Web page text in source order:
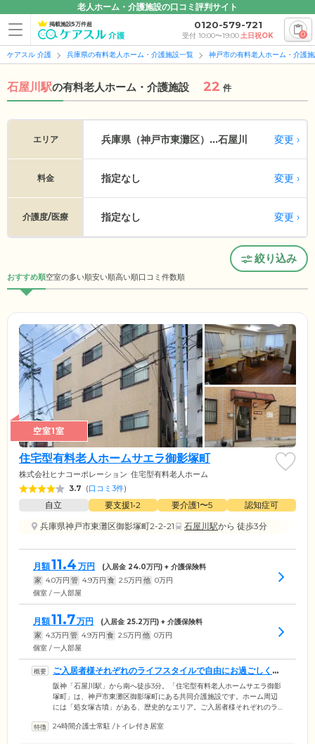
老人ホーム・介護施設の口コミ評判サイト
掲載施設5万件超 0120-579-721
受付 10:00〜19:00土日祝OK 0
ケアスル 介護 兵庫県の有料老人ホーム・介護施設一覧 神戸市の有料老人ホーム・介護
石屋川駅の有料老人ホーム・介護施設 22 件
エリア 兵庫県（神戸市東灘区）...石屋川 変更
料金 指定なし 変更
介護度/医療 指定なし 変更
絞り込み
おすすめ順空室の多い順安い順高い順口コミ件数順
空室1室
住宅型有料老人ホームサエラ御影塚町
株式会社ヒナコーポレーション 住宅型有料老人ホーム
3.7 (口コミ3件)
自立 要支援1•2 要介護1〜5
認知症可
兵庫県神戸市東灘区御影塚町2-2-21
石屋川駅から 徒歩3分
月額11.4 万円 (入居金 24.0万円) + 介護保険料
家 4.0万円 管 4.9万円 食 2.5万円 他 0万円
個室 / 一人部屋
月額11.7万円 (入居金 25.2万円) + 介護保険料
家 4.3万円 管 4.9万円 食 2.5万円 他 0万円
個室 / 一人部屋
ご入居者様それぞれのライフスタイルで自由にお過ごしくだ
さい
阪神「石屋川駅」から南へ徒歩3分。「住宅型有料老人ホームサエラ御影
塚町」は、神戸市東灘区御影塚町にある共同介護施設です。ホーム周辺
には「処女塚古墳」がある、歴史的なエリア。ご入居者様それぞれのラ
ので、駅前でショッピングをしたり近くの公園にお散歩に出かけたり
24時間介護士常駐 /トイレ付き居室